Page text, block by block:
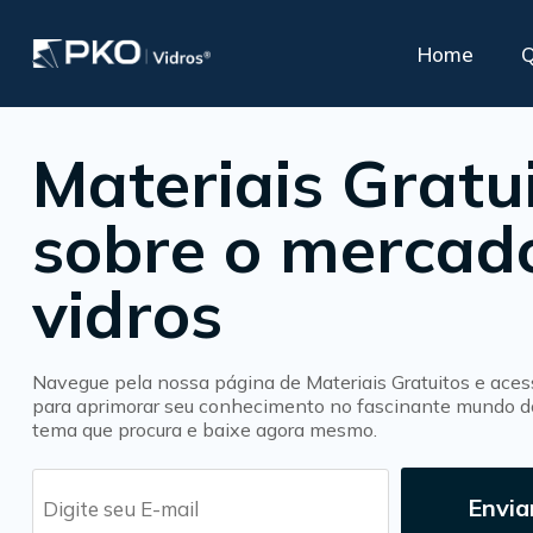
Nossa linha
de produtos
Vidros para Conforto
Polarizado PKO Privacy Glass®
A PKO oferece
apoio especializado
para seus clientes
Home
Materiais
sobre o
vidros
Navegue pela nossa página de Materiais Gratuitos e
para aprimorar seu conhecimento no fascinante mundo
tema que procura e baixe agora mesmo.